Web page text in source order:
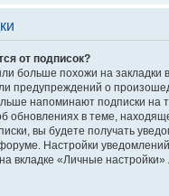
от подписок?
больше похожи на закладки
предупреждений о
напоминают подписки на
обновлениях в теме,
вы будете получать
Настройки
вкладке «Личные настройки»